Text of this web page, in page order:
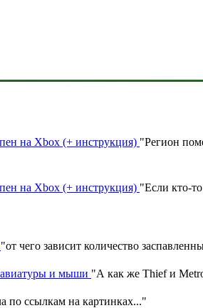
на Xbox (+ инструкция) "Регион
на Xbox (+ инструкция) "Если кто-
"от чего зависит количество
и мыши "А как же Thief и
по ссылкам на картинках..."